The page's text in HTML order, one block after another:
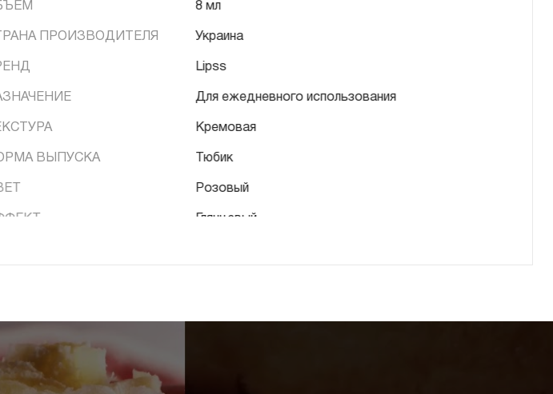
8 мл
ПРОИЗВОДИТЕЛЯ Украина
Lipss
Для ежедневного использования
Кремовая
ВЫПУСКА Тюбик
Розовый
Глянцевый